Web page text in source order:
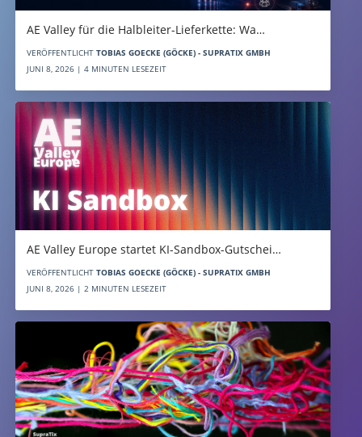
AE Valley für die Halbleiter-Lieferkette: Wa…
VERÖFFENTLICHT TOBIAS GOECKE (GÖCKE) - SUPRATIX GMBH
JUNI 8, 2026 | 4 MINUTEN LESEZEIT
AE Valley Europe startet KI-Sandbox-Gutschei…
VERÖFFENTLICHT TOBIAS GOECKE (GÖCKE) - SUPRATIX GMBH
JUNI 8, 2026 | 2 MINUTEN LESEZEIT